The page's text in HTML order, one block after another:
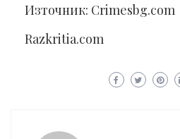
Източник: Crimesbg.com
Razkritia.com